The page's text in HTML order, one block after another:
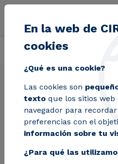
Pasar al contenido principal
Soluciones
Análisis de
industrial y
En la web de
cookies
¿Qué es una cookie?
Las cookies son
texto que los sitios web
navegador para
preferencias con el
información sobre tu
¿Para qué las